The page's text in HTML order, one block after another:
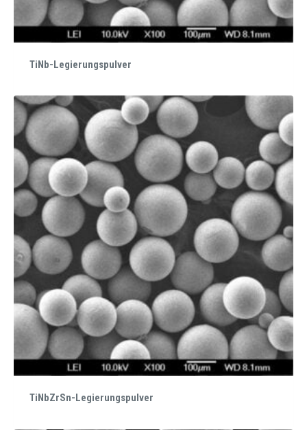
TiNb-Legierungspulver
TiNbZrSn-Legierungspulver